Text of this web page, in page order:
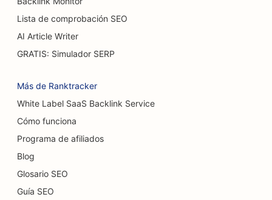
SEO para concesionarios de coches
SEO para cirujanos de quemaduras
SEO para tiendas de alfombras y suelos
SEO para restaurantes de comida informal
SEO para servicios de peeling químico
SEO para cafeterías para gatos
Lista de comprobación SEO
AI Article Writer
GRATIS: Simulador SERP
Más de Ranktracker
White Label SaaS Backlink Service
Cómo funciona
Programa de afiliados
Blog
Glosario SEO
Guía SEO